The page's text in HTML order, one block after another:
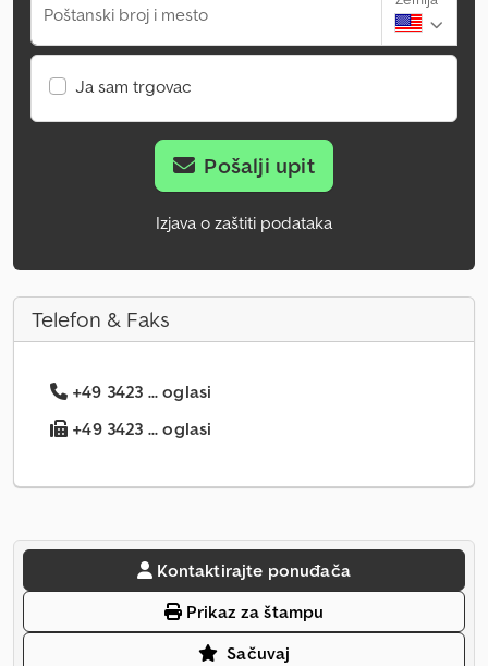
Poštanski broj i mesto
Ja sam trgovac
Pošalji upit
Izjava o zaštiti podataka
Telefon & Faks
+49 3423 ... oglasi
+49 3423 ... oglasi
Kontaktirajte ponuđača
Prikaz za štampu
Sačuvaj